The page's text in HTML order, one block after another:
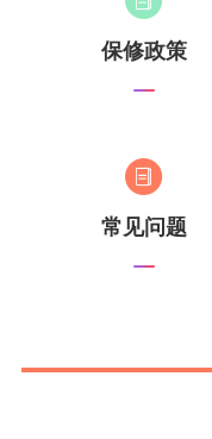
保修政策
常见问题